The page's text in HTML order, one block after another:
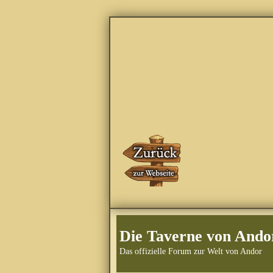
Die Taverne von
Das offizielle Forum zur Welt von Andor